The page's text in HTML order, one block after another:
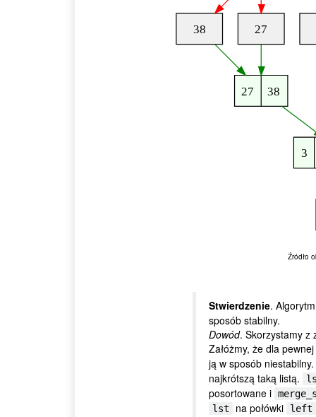
Źródło
Stwierdzenie.
sposób stabilny.
Dowód. Skorzystamy z
Załóżmy, że dla
ją w sposób
najkrótszą taką listą.
posortowane i
lst
na połówki left